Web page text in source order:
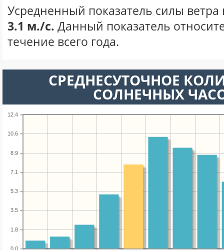
Усредненный показатель силы ветра
3.1 м./с. Данный показатель
течение всего года.
СРЕДНЕСУТОЧНОЕ
СОЛНЕЧНЫХ
0.0
1.8
3.5
5.3
7.1
8.9
10.6
12.4